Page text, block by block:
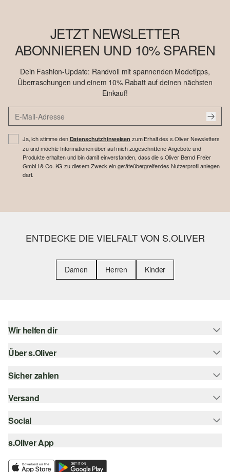
JETZT NEWSLETTER
ABONNIEREN UND 10% SPAREN
Dein Fashion-Update: Randvoll mit spannenden Modetipps,
Überraschungen und einem 10% Rabatt auf deinen nächsten
Einkauf!
Ja, ich stimme den Datenschutzhinweisen zum Erhalt des s.Oliver Newsletters
zu und möchte Informationen über auf mich zugeschnittene Angebote und
Produkte erhalten und bin damit einverstanden, dass die s.Oliver Bernd Freier
GmbH & Co. KG zu diesem Zweck ein geräteübergreifendes Nutzerprofil anlegen
darf.
ENTDECKE DIE VIELFALT VON S.OLIVER
Damen Herren Kinder
Wir helfen dir
Hilfe & FAQ
Größenberatung
Über s.Oliver
Newsletter
s.Oliver Card
Wunschliste
Nachhaltigkeit
Sicher zahlen
Rechnung
Kreditkarte
Klarna
Versand
Sendungsverfolgung
SwissPost
Social
instagram
facebook
s.Oliver App